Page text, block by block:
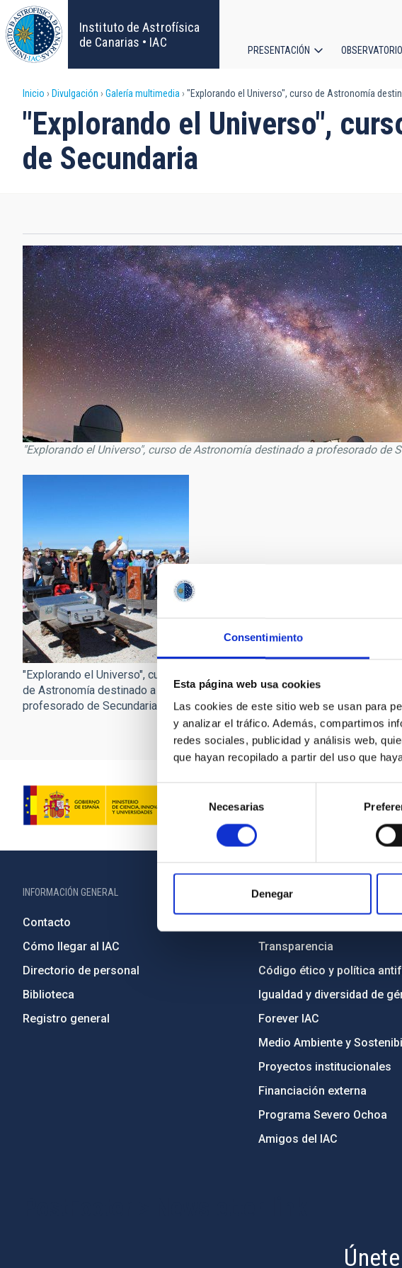
Consentimiento
Esta página web usa cookies
Las cookies de este sitio web se usan para
y analizar el tráfico. Además, compartimos
redes sociales, publicidad y análisis web,
que hayan recopilado a partir del uso que
Selección
de
consentimiento
Necesarias
Denegar
Pasar
al
contenido
principal
Instituto de Astrofísica
de Canarias • IAC
principal
PRESENTACIÓN
Sobrescribir
enlaces
de
a
la
navegación
Inicio Divulgación Galería multimedia "Explorando el Universo", curso de Astronomía
"Explorando el Universo",
de Secundaria
"Explorando el Universo", curso de Astronomía destinado a profesorado de
"Explorando el Universo", curso
de Astronomía destinado a
profesorado de Secundaria
INFORMACIÓN GENERAL
Contacto
Cómo llegar al IAC
Directorio de personal
Biblioteca
Registro general
INFORMACIÓN INSTITUCIONAL
Transparencia
Código ético y política
Igualdad y diversidad de
Forever IAC
Medio Ambiente y
Proyectos institucionales
Financiación externa
Programa Severo Ochoa
Amigos del IAC